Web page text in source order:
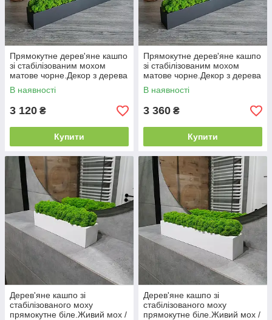
Прямокутне дерев'яне кашпо
зі стабілізованим мохом
матове чорне.Декор з дерева
130 см
В наявності
3 120 ₴
Купити
Прямокутне дерев'яне кашпо
зі стабілізованим мохом
матове чорне.Декор з дерева
140 см
В наявності
3 360 ₴
Купити
Дерев'яне кашпо зі
стабілізованого моху
прямокутне біле.Живий мох /
Дерев'яне кашпо зі
стабілізованого моху
прямокутне біле.Живий мох /